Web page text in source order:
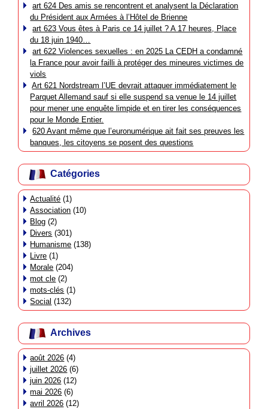
art 624 Des amis se rencontrent et analysent la Déclaration
du Président aux Armées à l’Hôtel de Brienne
art 623 Vous êtes à Paris ce 14 juillet ? A 17 heures, Place
du 18 juin 1940…
art 622 Violences sexuelles : en 2025 La CEDH a condamné
la France pour avoir failli à protéger des mineures victimes de
viols
Art 621 Nordstream l’UE devrait attaquer immédiatement le
Parquet Allemand sauf si elle suspend sa venue le 14 juillet
pour mener une enquête limpide et en tirer les conséquences
pour le Monde Entier.
620 Avant même que l’euronumérique ait fait ses preuves les
banques, les citoyens se posent des questions
Catégories
Actualité (1)
Association (10)
Blog (2)
Divers (301)
Humanisme (138)
Livre (1)
Morale (204)
mot cle (2)
mots-clés (1)
Social (132)
Archives
août 2026 (4)
juillet 2026 (6)
juin 2026 (12)
mai 2026 (6)
avril 2026 (12)